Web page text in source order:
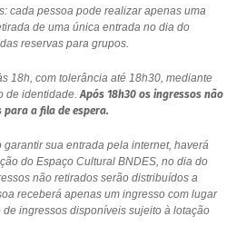
cada pessoa pode realizar apenas uma
de uma única entrada no dia do
reservas para grupos.
18h, com tolerância até 18h30, mediante
de identidade.Após 18h30 os ingressos não
a fila de espera.
sua entrada pela internet, haverá
do Espaço Cultural BNDES, no dia do
não retirados serão distribuídos a
receberá apenas um ingresso com lugar
ingressos disponíveis sujeito à lotação